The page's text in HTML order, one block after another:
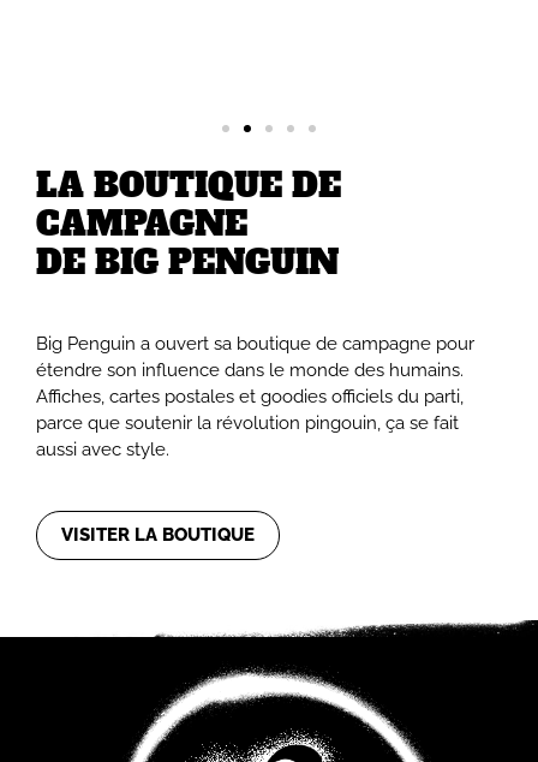
LA BOUTIQUE DE
CAMPAGNE
DE BIG PENGUIN
Big Penguin a ouvert sa boutique de campagne pour
étendre son influence dans le monde des humains.
Affiches, cartes postales et goodies officiels du parti,
parce que soutenir la révolution pingouin, ça se fait
aussi avec style.
VISITER LA BOUTIQUE